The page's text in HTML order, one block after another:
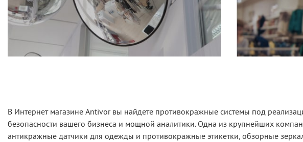
В Интернет магазине Antivor вы найдете противокражные системы под
безопасности вашего бизнеса и мощной аналитики. Одна из крупнейших
антикражные датчики для одежды и противокражные этикетки, обзорные